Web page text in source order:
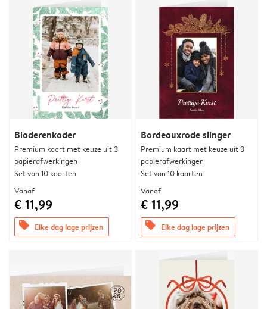
Bladerenkader
Premium kaart met keuze uit 3
papierafwerkingen
Set van 10 kaarten
Vanaf
€ 11,99
offers Elke dag lage prijzen
Bordeauxrode slinger
Premium kaart met keuze uit 3
papierafwerkingen
Set van 10 kaarten
Vanaf
€ 11,99
offers Elke dag lage prijzen